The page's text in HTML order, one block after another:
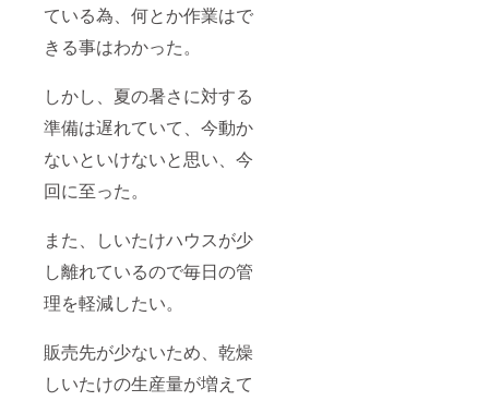
ている為、何とか作業はで
きる事はわかった。
しかし、夏の暑さに対する
準備は遅れていて、今動か
ないといけないと思い、今
回に至った。
また、しいたけハウスが少
し離れているので毎日の管
理を軽減したい。
販売先が少ないため、乾燥
しいたけの生産量が増えて